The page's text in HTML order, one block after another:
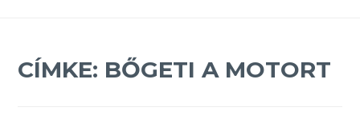
CÍMKE: BŐGETI A MOTORT